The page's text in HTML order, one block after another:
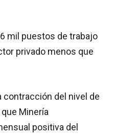
mil puestos de trabajo
privado menos que
contracción del nivel de
Minería
positiva del